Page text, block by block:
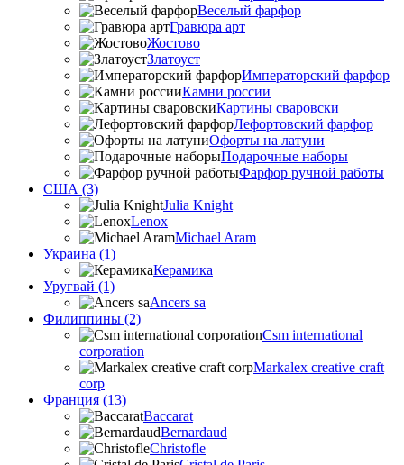
Веселый фарфор
Гравюра арт
Жостово
Златоуст
Императорский фарфор
Камни россии
Картины сваровски
Лефортовский фарфор
Офорты на латуни
Подарочные наборы
Фарфор ручной работы
США (3)
Julia Knight
Lenox
Michael Aram
Украина (1)
Керамика
Уругвай (1)
Ancers sa
Филиппины (2)
Csm international
corporation
Markalex creative craft
corp
Франция (13)
Baccarat
Bernardaud
Christofle